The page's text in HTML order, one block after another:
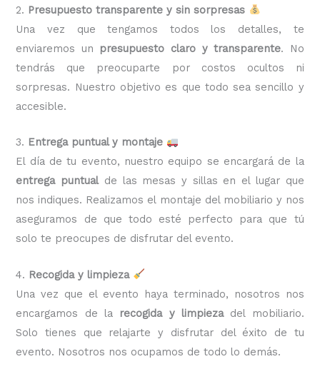
2. Presupuesto transparente y sin sorpresas
Una vez que tengamos todos los detalles, te
enviaremos un presupuesto claro y transparente. No
tendrás que preocuparte por costos ocultos ni
sorpresas. Nuestro objetivo es que todo sea sencillo y
accesible.
3. Entrega puntual y montaje
El día de tu evento, nuestro equipo se encargará de la
entrega puntualde las mesas y sillas en el lugar que
nos indiques. Realizamos el montaje del mobiliario y nos
aseguramos de que todo esté perfecto para que tú
solo te preocupes de disfrutar del evento.
4. Recogida y limpieza
Una vez que el evento haya terminado, nosotros nos
encargamos de la recogida y limpiezadel mobiliario.
Solo tienes que relajarte y disfrutar del éxito de tu
evento. Nosotros nos ocupamos de todo lo demás.